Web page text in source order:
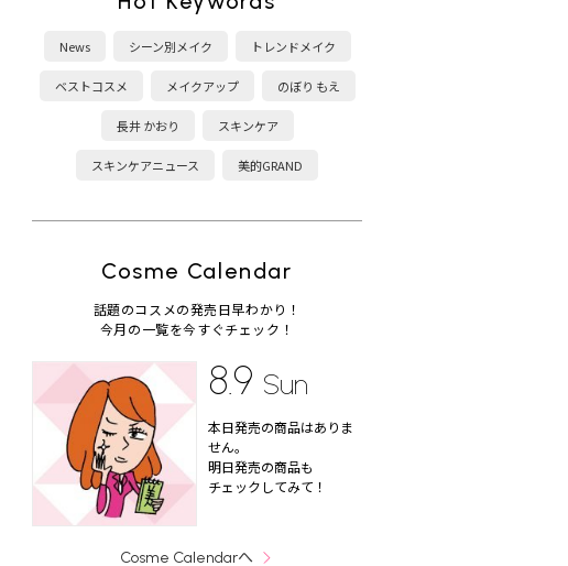
News シーン別メイク トレンドメイク
ベストコスメ メイクアップ のぼり もえ
長井 かおり スキンケア
スキンケアニュース 美的GRAND
Cosme Calendar
話題のコスメの発売日早わかり！
今月の一覧を今すぐチェック！
8.9 Sun
本日発売の商品はありま
せん。
明日発売の商品も
チェックしてみて！
Cosme Calendarへ